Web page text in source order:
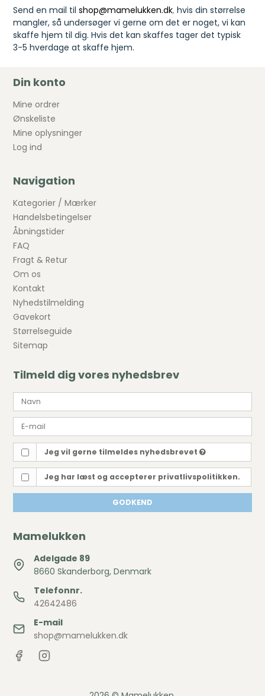
Send en mail tilshop@mamelukken.dk, hvis din størrelse
mangler, så undersøger vi gerne om det er noget, vi kan
skaffe hjem til dig. Hvis det kan skaffes tager det typisk
3-5 hverdage at skaffe hjem.
Din konto
Mine ordrer
Ønskeliste
Mine oplysninger
Log ind
Navigation
Kategorier / Mærker
Handelsbetingelser
Åbningstider
FAQ
Fragt & Retur
Om os
Kontakt
Nyhedstilmelding
Gavekort
Størrelseguide
Sitemap
Tilmeld dig vores nyhedsbrev
Jeg vil gerne tilmeldes nyhedsbrevet
Jeg har læst og accepterer privatlivspolitikken.
GODKEND
Mamelukken
Adelgade 89
8660 Skanderborg, Denmark
Telefonnr.
42642486
E-mail
shop@mamelukken.dk